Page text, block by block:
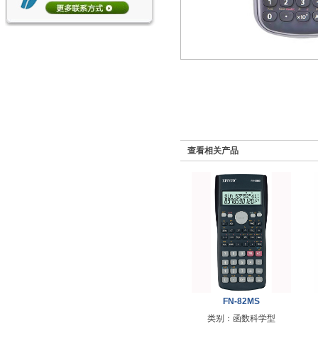
查看相关产品
FN-82MS
类别：函数科学型